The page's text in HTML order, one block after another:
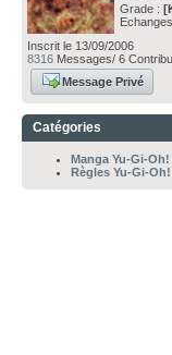
Grade :
Echanges
Inscrit le 13/09/2006
8316 Messages/ 6
Message Privé
Catégories
Manga Yu-Gi-Oh!
Règles Yu-Gi-Oh!